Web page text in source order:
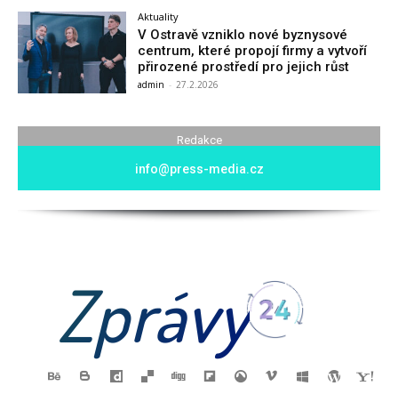
Aktuality
V Ostravě vzniklo nové byznysové
centrum, které propojí firmy a vytvoří
přirozené prostředí pro jejich růst
admin - 27.2.2026
Redakce
info@press-media.cz
Zprávy